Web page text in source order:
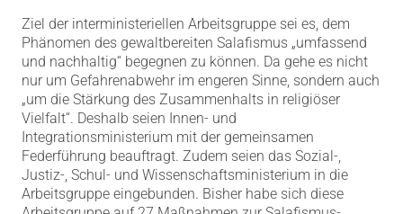
Ziel der interministeriellen Arbeitsgruppe sei es, dem
Phänomen des gewaltbereiten Salafismus „umfassend
und nachhaltig“ begegnen zu können. Da gehe es nicht
nur um Gefahrenabwehr im engeren Sinne, sondern auch
„um die Stärkung des Zusammenhalts in religiöser
Vielfalt“. Deshalb seien Innen- und
Integrationsministerium mit der gemeinsamen
Federführung beauftragt. Zudem seien das Sozial-,
Justiz-, Schul- und Wissenschaftsministerium in die
Arbeitsgruppe eingebunden. Bisher habe sich diese